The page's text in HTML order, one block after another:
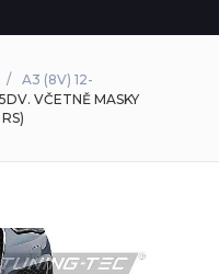
A3 (8V) 12-
VČETNĚ MASKY